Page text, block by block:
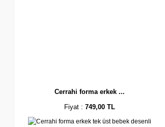
Cerrahi forma erkek ...
Fiyat :749,00 TL